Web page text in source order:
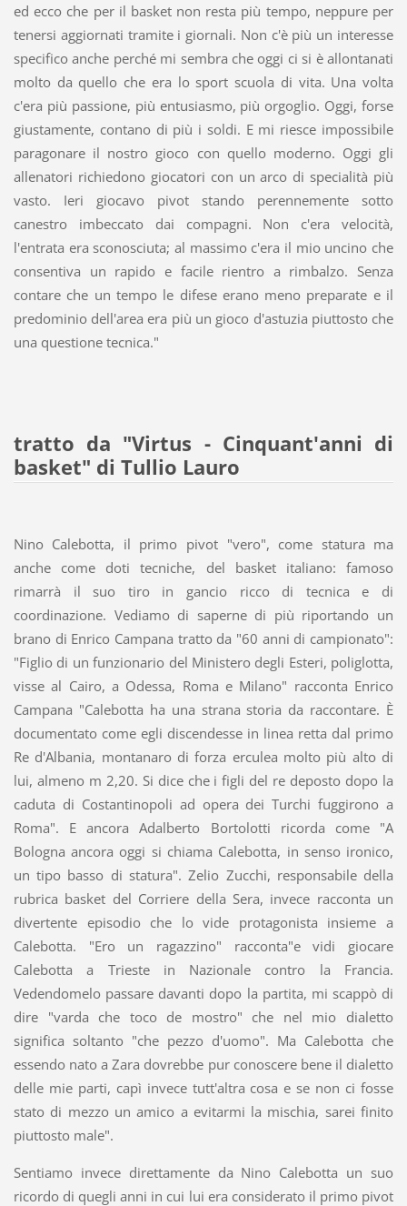
ed ecco che per il basket non resta più tempo, neppure per
tenersi aggiornati tramite i giornali. Non c'è più un interesse
specifico anche perché mi sembra che oggi ci si è allontanati
molto da quello che era lo sport scuola di vita. Una volta
c'era più passione, più entusiasmo, più orgoglio. Oggi, forse
giustamente, contano di più i soldi. E mi riesce impossibile
paragonare il nostro gioco con quello moderno. Oggi gli
allenatori richiedono giocatori con un arco di specialità più
vasto. Ieri giocavo pivot stando perennemente sotto
canestro imbeccato dai compagni. Non c'era velocità,
l'entrata era sconosciuta; al massimo c'era il mio uncino che
consentiva un rapido e facile rientro a rimbalzo. Senza
contare che un tempo le difese erano meno preparate e il
predominio dell'area era più un gioco d'astuzia piuttosto che
una questione tecnica."
tratto da "Virtus - Cinquant'anni di
basket" di Tullio Lauro
Nino Calebotta, il primo pivot "vero", come statura ma
anche come doti tecniche, del basket italiano: famoso
rimarrà il suo tiro in gancio ricco di tecnica e di
coordinazione. Vediamo di saperne di più riportando un
brano di Enrico Campana tratto da "60 anni di campionato":
"Figlio di un funzionario del Ministero degli Esteri, poliglotta,
visse al Cairo, a Odessa, Roma e Milano" racconta Enrico
Campana "Calebotta ha una strana storia da raccontare. È
documentato come egli discendesse in linea retta dal primo
Re d'Albania, montanaro di forza erculea molto più alto di
lui, almeno m 2,20. Si dice che i figli del re deposto dopo la
caduta di Costantinopoli ad opera dei Turchi fuggirono a
Roma". E ancora Adalberto Bortolotti ricorda come "A
Bologna ancora oggi si chiama Calebotta, in senso ironico,
un tipo basso di statura". Zelio Zucchi, responsabile della
rubrica basket del Corriere della Sera, invece racconta un
divertente episodio che lo vide protagonista insieme a
Calebotta. "Ero un ragazzino" racconta"e vidi giocare
Calebotta a Trieste in Nazionale contro la Francia.
Vedendomelo passare davanti dopo la partita, mi scappò di
dire "varda che toco de mostro" che nel mio dialetto
significa soltanto "che pezzo d'uomo". Ma Calebotta che
essendo nato a Zara dovrebbe pur conoscere bene il dialetto
delle mie parti, capì invece tutt'altra cosa e se non ci fosse
stato di mezzo un amico a evitarmi la mischia, sarei finito
piuttosto male".
Sentiamo invece direttamente da Nino Calebotta un suo
ricordo di quegli anni in cui lui era considerato il primo pivot